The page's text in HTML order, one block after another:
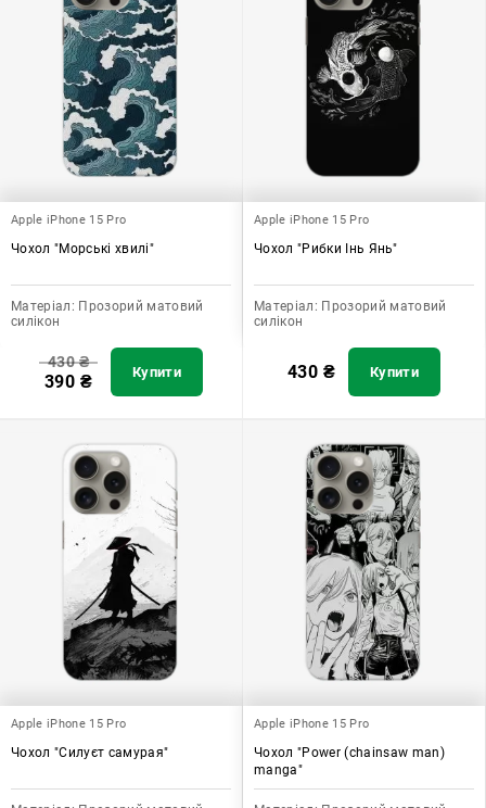
Apple iPhone 15 Pro
Чохол "Морські хвилі"
Матеріал: Прозорий матовий
силікон
430₴
390 ₴ Купити
Apple iPhone 15 Pro
Чохол "Рибки Інь Янь"
Матеріал: Прозорий матовий
силікон
430 ₴ Купити
Apple iPhone 15 Pro
Чохол "Силуєт самурая"
Apple iPhone 15 Pro
Чохол "Power (chainsaw man)
manga"